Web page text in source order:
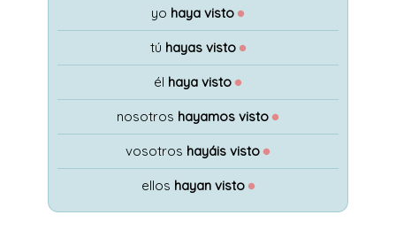
yo haya visto ●
tú hayas visto ●
él haya visto ●
nosotros hayamos visto ●
vosotros hayáis visto ●
ellos hayan visto ●